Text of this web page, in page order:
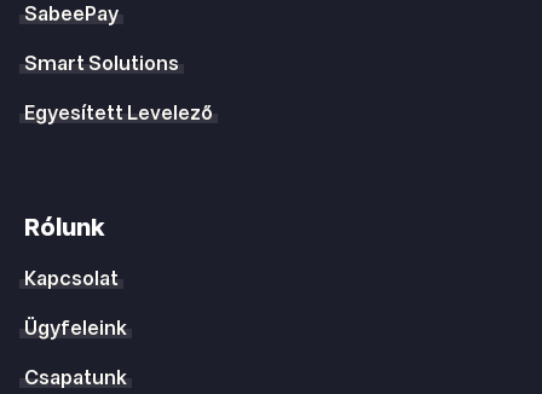
SabeePay
Smart Solutions
Egyesített Levelező
Rólunk
Kapcsolat
Ügyfeleink
Csapatunk